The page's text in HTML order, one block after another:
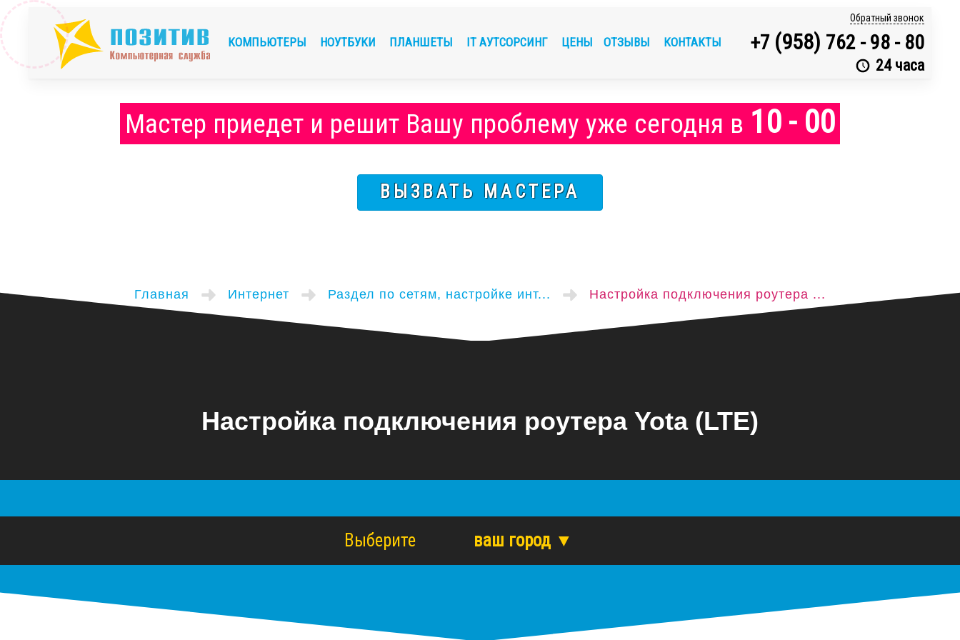
Обратный звонок
+7 (958) 762 - 98 - 80
24 часа
КОМПЬЮТЕРЫ НОУТБУКИ ПЛАНШЕТЫ IT АУТСОРСИНГ ЦЕНЫ ОТЗЫВЫ КОНТАКТЫ
Мастер приедет и решит Вашу проблему уже сегодня в 10 - 00
ВЫЗВАТЬ МАСТЕРА
Главная Интернет Раздел по сетям, настройке инт... Настройка подключения роутера ...
Настройка подключения роутера Yota (LTE)
Выберите ваш город ▼